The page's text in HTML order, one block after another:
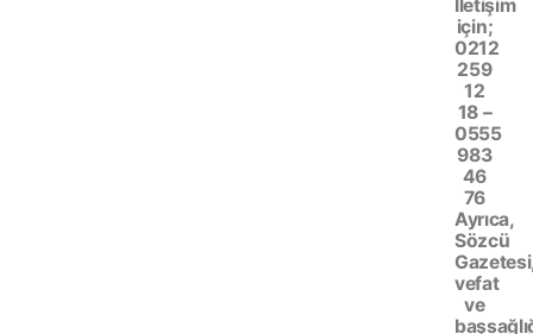
İletişim
için;
0212
259
12
18 –
0555
983
46
76
Ayrıca,
Sözcü
vefat
ve